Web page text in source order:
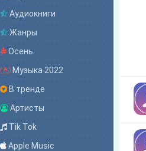
Аудиокниги
Жанры
Осень
Музыка 2022
В тренде
Артисты
Tik Tok
Apple Music